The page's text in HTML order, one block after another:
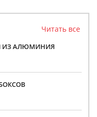
Читать все
ИЗ АЛЮМИНИЯ